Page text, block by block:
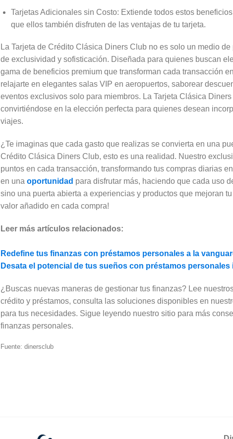
Tarjetas Adicionales sin Costo: Extiende todos estos
que ellos también disfruten de las ventajas de tu tarjeta.
La Tarjeta de Crédito Clásica Diners Club no es solo un medio
de exclusividad y sofisticación. Diseñada para quienes buscan
gama de beneficios premium que transforman cada transacción
relajarte en elegantes salas VIP en aeropuertos, saborear
eventos exclusivos solo para miembros. La Tarjeta Clásica
convirtiéndose en la elección perfecta para quienes desean
viajes.
¿Te imaginas que cada gasto que realizas se convierta en una
Crédito Clásica Diners Club, esto es una realidad. Nuestro
puntos en cada transacción, transformando tus compras diarias
en una oportunidad para disfrutar más, haciendo que cada uso
sino una puerta abierta a experiencias y productos que mejoran
valor añadido en cada compra!
Leer más artículos relacionados:
Redefine tus finanzas con préstamos personales a la
Desata el potencial de tus sueños con préstamos personales
¿Buscas nuevas maneras de gestionar tus finanzas? Lee
crédito y préstamos, consulta las soluciones disponibles en
para tus necesidades. Sigue leyendo nuestro sitio para más
finanzas personales.
Fuente: dinersclub